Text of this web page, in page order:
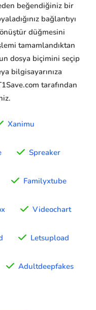
beğendiğiniz bir
bağlantıyı
düğmesini
tamamlandıktan
dosya biçimini seçip
bilgisayarınıza
tarafından
Xanimu
Spreaker
Familyxtube
Videochart
Letsupload
Adultdeepfakes